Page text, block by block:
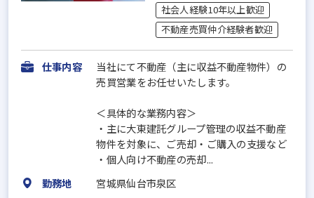
社会人経験10年以上歓迎
不動産売買仲介経験者歓迎
仕事内容
当社にて不動産（主に収益不動産物件）の
売買営業をお任せいたします。
＜具体的な業務内容＞
・主に大東建託グループ管理の収益不動産
物件を対象に、ご売却・ご購入の支援など
・個人向け不動産の売却...
勤務地
宮城県仙台市泉区